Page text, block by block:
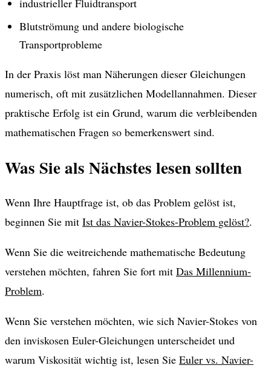
industrieller Fluidtransport
Blutströmung und andere biologische
Transportprobleme
In der Praxis löst man Näherungen dieser Gleichungen
numerisch, oft mit zusätzlichen Modellannahmen. Dieser
praktische Erfolg ist ein Grund, warum die verbleibenden
mathematischen Fragen so bemerkenswert sind.
Was Sie als Nächstes lesen sollten
Wenn Ihre Hauptfrage ist, ob das Problem gelöst ist,
beginnen Sie mit Ist das Navier-Stokes-Problem gelöst?.
Wenn Sie die weitreichende mathematische Bedeutung
verstehen möchten, fahren Sie fort mit Das Millennium-
Problem.
Wenn Sie verstehen möchten, wie sich Navier-Stokes von
den inviskosen Euler-Gleichungen unterscheidet und
warum Viskosität wichtig ist, lesen Sie Euler vs. Navier-